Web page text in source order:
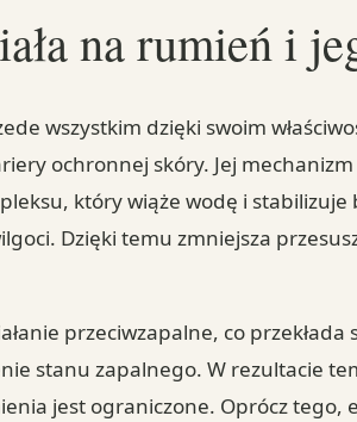
na rumień i
wszystkim dzięki swoim
ochronnej skóry. Jej
który wiąże wodę i stabilizuje
Dzięki temu zmniejsza
przeciwzapalne, co
stanu zapalnego. W rezultacie
jest ograniczone. Oprócz tego,